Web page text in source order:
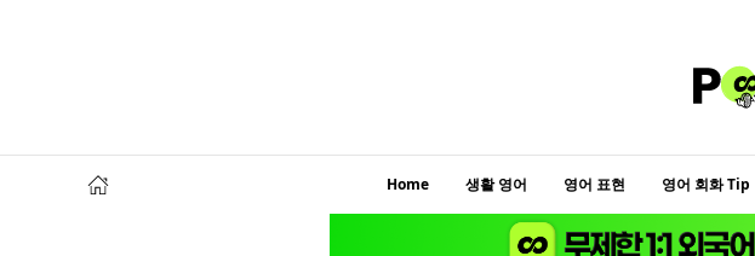
Home 생활 영어 영어 표현 영어 회화 Tip